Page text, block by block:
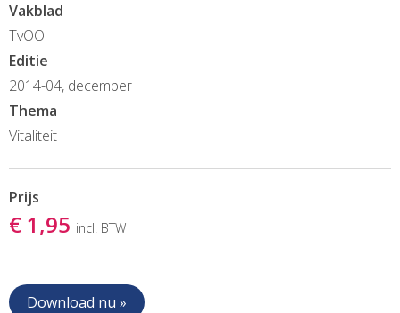
Vakblad
TvOO
Editie
2014-04, december
Thema
Vitaliteit
Prijs
€ 1,95 incl. BTW
Download nu »